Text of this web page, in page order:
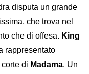
disputa un grande
che trova nel
che di offesa. King
rappresentato
di Madama. Un